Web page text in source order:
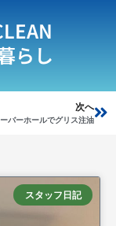
らし
次へ
バーホールでグリス注油
スタッフ日記